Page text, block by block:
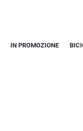
IN PROMOZIONE